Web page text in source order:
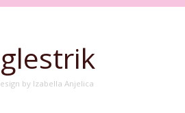
by Izabella Anjelica